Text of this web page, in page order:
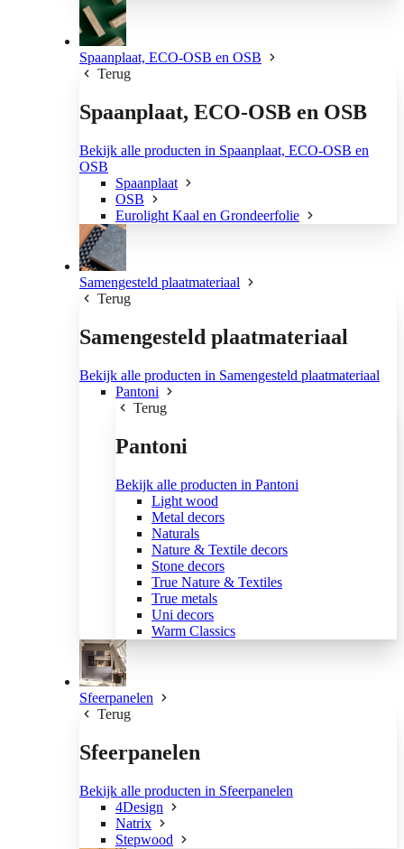
Spaanplaat, ECO-OSB en OSB
Terug
Spaanplaat, ECO-OSB en OSB
Bekijk alle producten in Spaanplaat, ECO-OSB en
OSB
Spaanplaat
OSB
Eurolight Kaal en Grondeerfolie
Samengesteld plaatmateriaal
Terug
Samengesteld plaatmateriaal
Bekijk alle producten in Samengesteld plaatmateriaal
Pantoni
Terug
Pantoni
Bekijk alle producten in Pantoni
Light wood
Metal decors
Naturals
Nature & Textile decors
Stone decors
True Nature & Textiles
True metals
Uni decors
Warm Classics
Sfeerpanelen
Terug
Sfeerpanelen
Bekijk alle producten in Sfeerpanelen
4Design
Natrix
Stepwood